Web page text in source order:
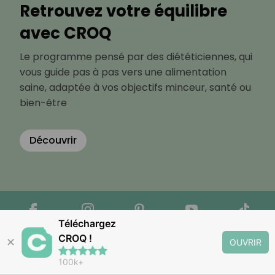
Retrouvez votre équilibre
avec CROQ
Le programme pensé par des diététiciennes, qui
vous guide pas à pas vers une alimentation
saine, adaptée à vos objectifs minceur, santé ou
bien-être
Découvrir
✕
Téléchargez
CROQ !
100k+
OUVRIR